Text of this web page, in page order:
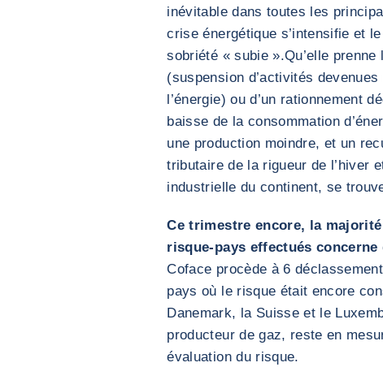
inévitable dans toutes les
crise énergétique s’intensifie et
sobriété « subie ».Qu’elle
(suspension d’activités
l’énergie) ou d’un rationnement
baisse de la consommation
une production moindre, et un
tributaire de la rigueur de l’hiver
industrielle du continent, se
Ce trimestre encore, la
risque-pays effectués
Coface procède à 6
pays où le risque était encore
Danemark, la Suisse et le
producteur de gaz, reste en
évaluation du risque.